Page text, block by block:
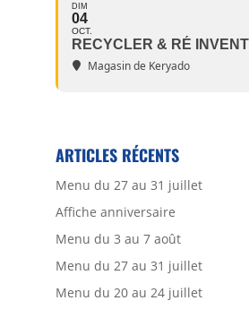
DIM
04
OCT.
RECYCLER & RÉ
Magasin de Keryado
ARTICLES RÉCENTS
Menu du 27 au 31 juillet
Affiche anniversaire
Menu du 3 au 7 août
Menu du 27 au 31 juillet
Menu du 20 au 24 juillet